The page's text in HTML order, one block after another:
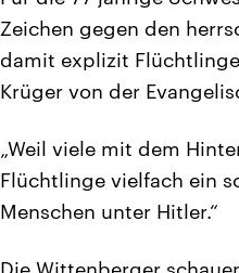
Zeichen gegen den
damit explizit
Krüger von der
„Weil viele mit dem
Flüchtlinge vielfach ein
Menschen unter Hitler.“